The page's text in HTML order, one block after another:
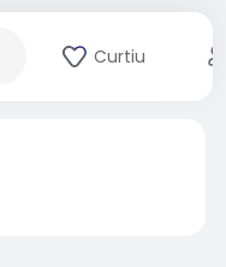
Curtiu